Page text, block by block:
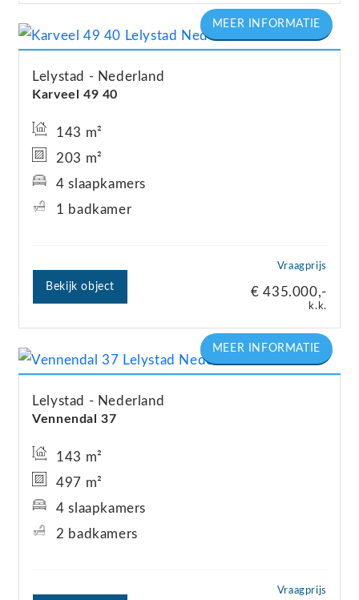
Karveel 49 40
Lelystad Nederland
Vraagprijs
€ 435.000,-
k.k.
143 m²
203 m²
4 slaapkamers
1 badkamer
Bekijk object
Vennendal 37
Lelystad Nederland
Vraagprijs
143 m²
497 m²
4 slaapkamers
2 badkamers